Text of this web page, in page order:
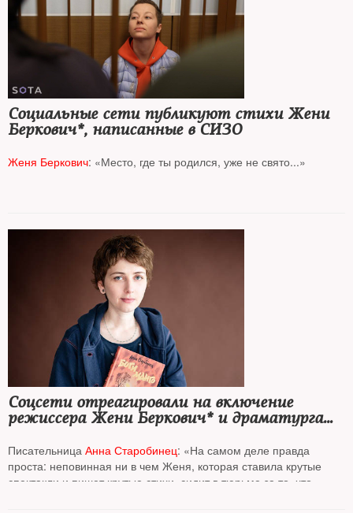
Социальные сети публикуют стихи Жени
Беркович*, написанные в СИЗО
Женя Беркович: «Место, где ты родился, уже не свято...»
Соцсети отреагировали на включение
режиссера Жени Беркович* и драматурга
террористов и экстремистов
Писательница Анна Старобинец: «На самом деле правда
проста: неповинная ни в чем Женя, которая ставила крутые
спектакли и пишет крутые стихи, сидит в тюрьме за то, что